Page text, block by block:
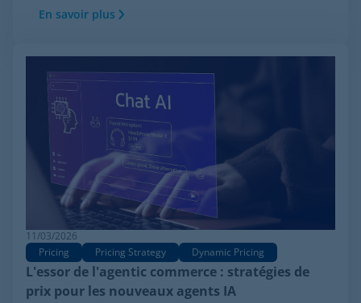
En savoir plus
11/03/2026
Pricing
Pricing Strategy Dynamic Pricing
L'essor de l'agentic commerce : stratégies de
prix pour les nouveaux agents IA